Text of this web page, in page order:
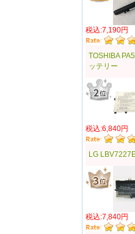
税込:7,190円
TOSHIBA
ッテリー
税込:6,840円
LG
税込:7,840円